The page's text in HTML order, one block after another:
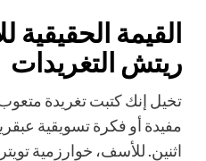
القيمة الحقيقية
ريتش التغريدات
تخيل إنك كتبت تغريدة متعوب
مفيدة أو فكرة تسويقية
اثنين. للأسف، خوارزمية